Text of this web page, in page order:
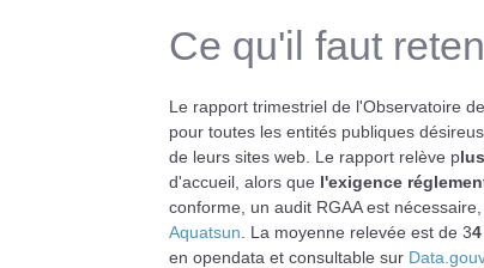
Ce qu'il faut
Le rapport trimestriel de l'Observatoire
pour toutes les entités publiques
de leurs sites web. Le rapport relève p
d'accueil, alors que l'exigence
conforme, un audit RGAA est
Aquatsun . La moyenne relevée est de 3
en opendata et consultable sur Data.gouv